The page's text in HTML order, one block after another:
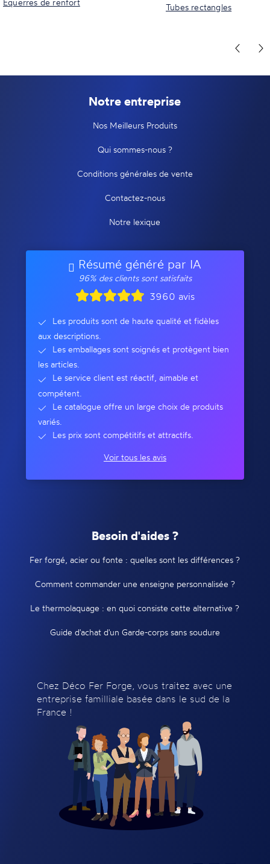
Equerres de renfort Tubes rectangles
Notre entreprise
Nos Meilleurs Produits
Qui sommes-nous ?
Conditions générales de vente
Contactez-nous
Notre lexique
Résumé généré par IA
96% des clients sont satisfaits
3960 avis
Les produits sont de haute qualité et fidèles
aux descriptions.
Les emballages sont soignés et protègent bien
les articles.
Le service client est réactif, aimable et
compétent.
Le catalogue offre un large choix de produits
variés.
Les prix sont compétitifs et attractifs.
Voir tous les avis
Besoin d'aides ?
Fer forgé, acier ou fonte : quelles sont les différences ?
Comment commander une enseigne personnalisée ?
Le thermolaquage : en quoi consiste cette alternative ?
Guide d'achat d'un Garde-corps sans soudure
Chez Déco Fer Forge, vous traitez avec une
entreprise familliale basée dans le sud de la
France !